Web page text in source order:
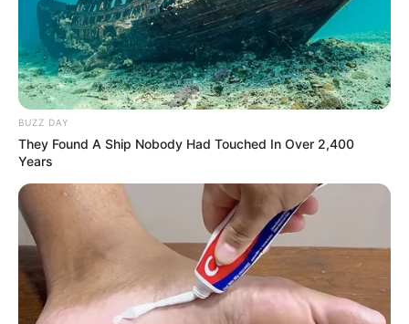
BUZZ DAY
They Found A Ship Nobody Had Touched In Over 2,400
Years